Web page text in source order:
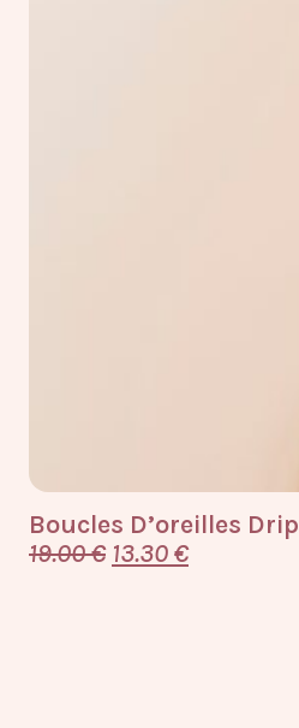
Boucles D’oreilles Drip
19.00€ 13.30€